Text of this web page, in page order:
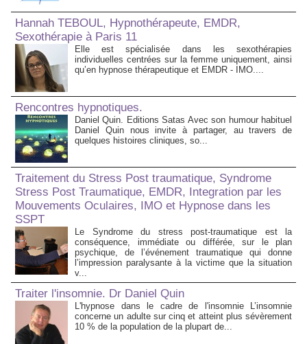
Hannah TEBOUL, Hypnothérapeute, EMDR,
Sexothérapie à Paris 11
Elle est spécialisée dans les sexothérapies
individuelles centrées sur la femme uniquement, ainsi
qu’en hypnose thérapeutique et EMDR - IMO....
Rencontres hypnotiques.
Daniel Quin. Editions Satas Avec son humour habituel
Daniel Quin nous invite à partager, au travers de
quelques histoires cliniques, so...
Traitement du Stress Post traumatique, Syndrome
Stress Post Traumatique, EMDR, Integration par les
Mouvements Oculaires, IMO et Hypnose dans les
SSPT
Le Syndrome du stress post-traumatique est la
conséquence, immédiate ou différée, sur le plan
psychique, de l’événement traumatique qui donne
l’impression paralysante à la victime que la situation
v...
Traiter l'insomnie. Dr Daniel Quin
L'hypnose dans le cadre de l'insomnie L’insomnie
concerne un adulte sur cinq et atteint plus sévèrement
10 % de la population de la plupart de...